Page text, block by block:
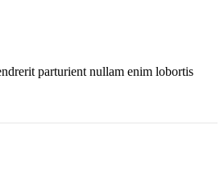
parturient nullam enim lobortis